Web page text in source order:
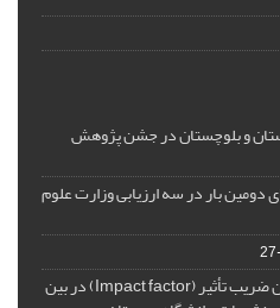
و بلوچستان در جشن پژوهش
الف در ارزیابی 1401 برای دومین بار در سه ارزیابی وزارت علوم
مجله مخاطرات محیط طبیعی، بالاترین ضریب تأثیر (Impact factor) در بین